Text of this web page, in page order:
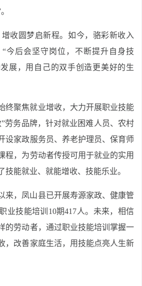
收圆梦启新程。如今，骆彩新收入
今后会坚守岗位，不断提升自身技
展，用自己的双手创造更美好的生
终聚焦就业增收，大力开展职业技能
劳务品牌，针对就业困难人员、农村
设家政服务员、养老护理员、保育师
程，为劳动者传授可用于就业的实用
技能就业、就能增收、技能乐业。
来，凤山县已开展寿源家政、健康管
业技能培训10期417人。未来，相信
的劳动者，通过职业技能培训掌握一
，改善家庭生活，用技能点亮人生新